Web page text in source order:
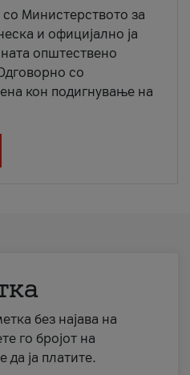
Министерството за
и официјално ја
општествено
со
кон подигнување на
без најава на
го бројот на
да ја платите.